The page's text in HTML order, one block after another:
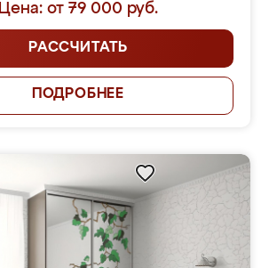
Цена: от 79 000 руб.
РАССЧИТАТЬ
ПОДРОБНЕЕ